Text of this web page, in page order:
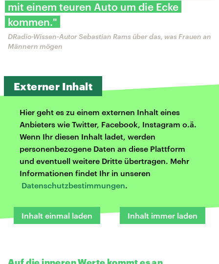
mit einem teuren Auto um die Ecke
kommen."
DRadio-Wissen-Autor Sebastian Rams über das, was Frauen an
Männern mögen
Externer Inhalt
Hier geht es zu einem externen Inhalt eines
Anbieters wie Twitter, Facebook, Instagram o.ä.
Wenn Ihr diesen Inhalt ladet, werden
personenbezogene Daten an diese Plattform
und eventuell weitere Dritte übertragen. Mehr
Informationen findet Ihr in unseren
Datenschutzbestimmungen.
Inhalt einmal laden Inhalt immer laden